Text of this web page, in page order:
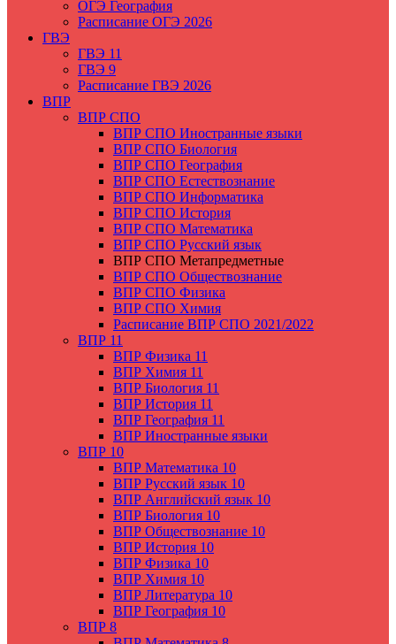
ОГЭ География
Расписание ОГЭ 2026
ГВЭ
ГВЭ 11
ГВЭ 9
Расписание ГВЭ 2026
ВПР
ВПР СПО
ВПР СПО Иностранные языки
ВПР СПО Биология
ВПР СПО География
ВПР СПО Естествознание
ВПР СПО Информатика
ВПР СПО История
ВПР СПО Математика
ВПР СПО Русский язык
ВПР СПО Метапредметные
ВПР СПО Обществознание
ВПР СПО Физика
ВПР СПО Химия
Расписание ВПР СПО 2021/2022
ВПР 11
ВПР Физика 11
ВПР Химия 11
ВПР Биология 11
ВПР История 11
ВПР География 11
ВПР Иностранные языки
ВПР 10
ВПР Математика 10
ВПР Русский язык 10
ВПР Английский язык 10
ВПР Биология 10
ВПР Обществознание 10
ВПР История 10
ВПР Физика 10
ВПР Химия 10
ВПР Литература 10
ВПР География 10
ВПР 8